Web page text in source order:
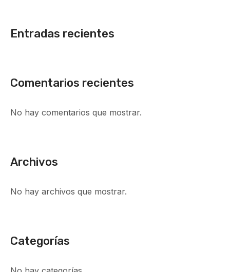
Entradas recientes
Comentarios recientes
No hay comentarios que mostrar.
Archivos
No hay archivos que mostrar.
Categorías